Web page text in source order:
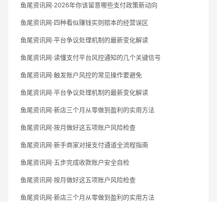
鱼尾资讯网·2026年你该留意哪些支付政策新动向
鱼尾资讯网·四种看似赚钱实则赔本的经营误区
鱼尾资讯网·平台争议处理机制的最新变化解读
鱼尾资讯网·读懂支付平台风控通知的几个关键信号
鱼尾资讯网·触发账户风控的常见操作要避免
鱼尾资讯网·平台争议处理机制的最新变化解读
鱼尾资讯网·新店三个月从零做到盈利的实用方法
鱼尾资讯网·按月做好这五项账户风险检查
鱼尾资讯网·新手商家对接支付通道全流程指南
鱼尾资讯网·五步完成收款账户安全自检
鱼尾资讯网·按月做好这五项账户风险检查
鱼尾资讯网·新店三个月从零做到盈利的实用方法